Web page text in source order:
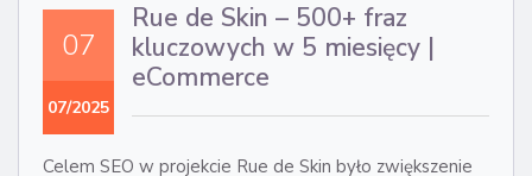
07
07/2025
Rue de Skin – 500+ fraz
kluczowych w 5 miesięcy |
eCommerce
Celem SEO w projekcie Rue de Skin było zwiększenie